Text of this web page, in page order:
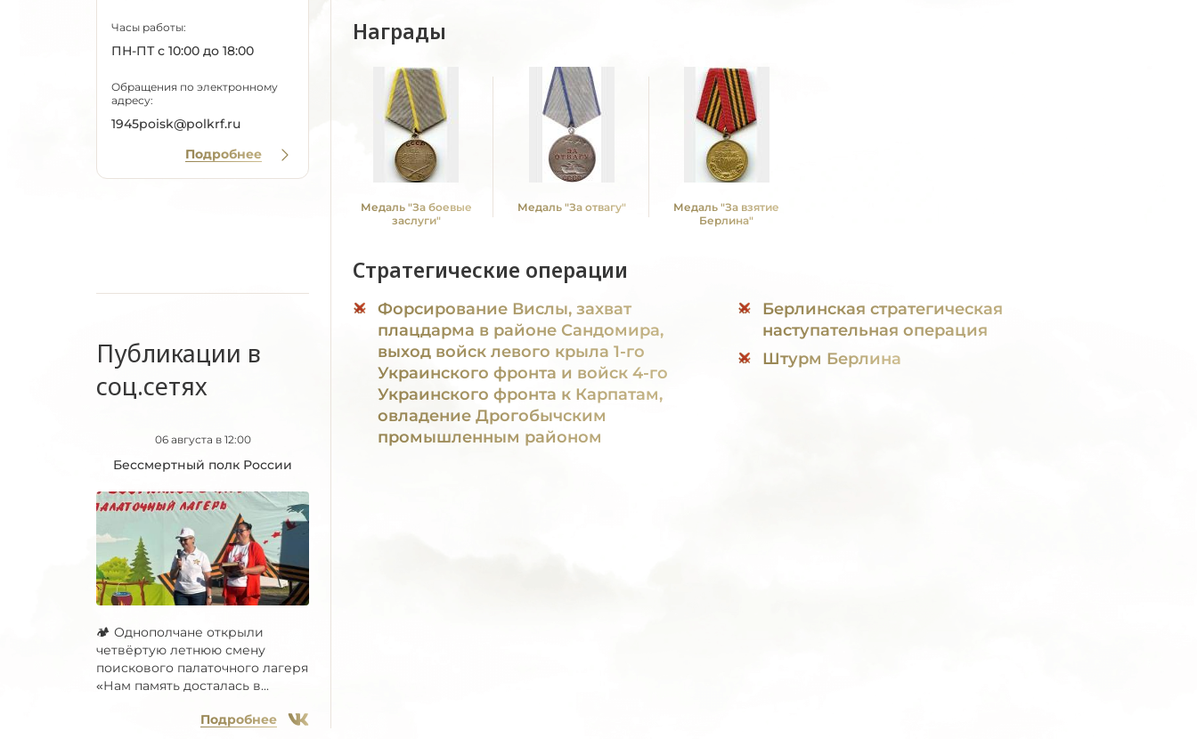
Часы работы:
ПН-ПТ с 10:00 до 18:00
Обращения по электронному
адресу:
1945poisk@polkrf.ru
Подробнее
Публикации в
соц.сетях
06 августа в 12:00
Бессмертный полк России
🏕 Однополчане открыли
четвёртую летнюю смену
поискового палаточного лагеря
«Нам память досталась в...
Подробнее
Награды
Медаль "За боевые
заслуги"
Медаль "За отвагу"
Медаль "За взятие
Берлина"
Стратегические операции
Форсирование Вислы, захват
плацдарма в районе Сандомира,
выход войск левого крыла 1-го
Украинского фронта и войск 4-го
Украинского фронта к Карпатам,
овладение Дрогобычским
промышленным районом
Берлинская стратегическая
наступательная операция
Штурм Берлина